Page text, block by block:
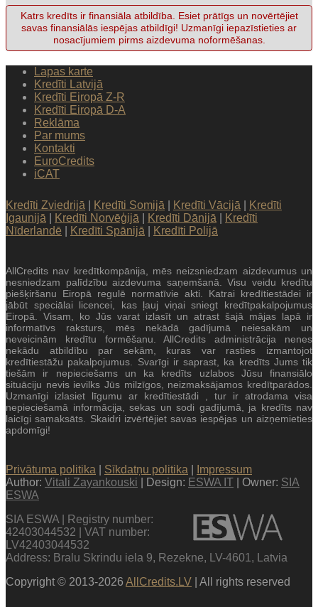
Katrs kredīts ir finansiāla atbildība. Esiet prātīgs un novērtējiet
savas finansiālās iespējas atbildīgi! Uzmanīgi iepazīstieties ar
nosacījumiem pirms aizdevuma noformēšanas.
Lapas karte
Kredīti Latvijā
Kredīti Eiropā Z-R
Kredīti Eiropā D-A
Reklāma
Par mums
Kontakti
EuroCredits
iCAT
Kredīti Zviedrijā Kredīti Somijā Kredīti Vācijā
Kredīti
Igaunijā
Kredīti Norvēģijā Kredīti Dānijā
Kredīti
Nīderlandē
Kredīti Spānijā Kredīti Polijā
AllCredits nav kredītkompānija, mēs neizsniedzam aizdevumus un
nesniedzam palīdzību aizdevuma saņemšanā. Visu veidu kredītu
piešķiršanu Eiropā regulē normatīvie akti. Katrai kredītiestādei ir
jābūt speciālai licencei, kas ļauj viņai sniegt kredītpakalpojumus
Eiropā. Visam, ko Jūs varat izlasīt un atrast šajā mājas lapā ir
informatīvs raksturs, mēs nekādā gadījumā neiesakām un
neveicinām kredītu formēšanu. AllCredits administrācija nenes
nekādu atbildību par sekām, kuras var rasties izmantojot
kredītiestāžu pakalpojumus. Svarīgi ir saprast, ka kredīts Jums tik
tiešām ir nepieciešams un ka kredīts uzlabos Jūsu finansiālo
situāciju nevis ievilks Jūs milzīgos, neizmaksājamos kredītparādos.
Uzmanīgi izlasiet līgumu ar kredītiestādi , tur ir atrodama visa
nepieciešamā informācija, sekas un sodi gadījumā, ja kredīts nav
laicīgi samaksāts. Skaidri izvērtējiet savas iespējas un aizņemieties
apdomīgi!
Privātuma politika Sīkdatņu politika
Impressum
Author: Vitali Zayankouski | Design: ESWA IT | Owner: SIA
ESWA
SIA ESWA | Registry number:
42403044532 | VAT number:
LV42403044532
Address: Bralu Skrindu iela 9, Rezekne, LV-4601, Latvia
Copyright © 2013-2026 AllCredits.LV | All rights reserved